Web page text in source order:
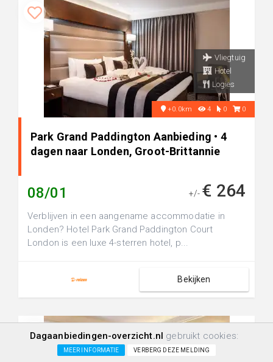
Vliegtuig
Hotel
Logies
+0.0km 4 0 0
Park Grand Paddington Aanbieding • 4
dagen naar Londen, Groot-Brittannie
08/01 +/- € 264
Verblijven in een aangename accommodatie in
Londen? Hotel Park Grand Paddington Court
London is een luxe 4-sterren hotel, p...
Bekijken
Dagaanbiedingen-overzicht.nl gebruikt cookies:
MEER INFORMATIE VERBERG DEZE MELDING